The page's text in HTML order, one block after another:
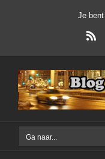
Je
Ga naar...